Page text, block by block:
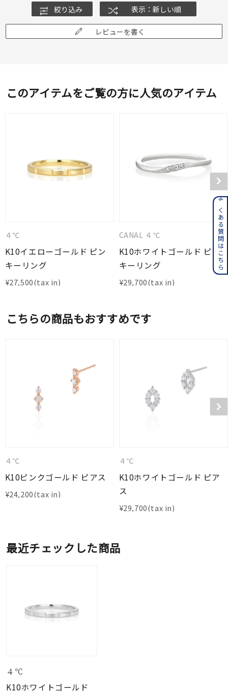
絞り込み 表示：新しい順
レビューを書く
このアイテムをご覧の方に人気のアイテム
４℃
K10イエローゴールド ピン
キーリング
¥27,500
CANAL ４℃
K10ホワイトゴールド ピン
キーリング
¥29,700
こちらの商品もおすすめです
４℃
K10ピンクゴールド ピアス
¥24,200
４℃
K10ホワイトゴールド ピア
ス
¥29,700
最近チェックした商品
４℃
K10ホワイトゴールド
よくある質問はこちら